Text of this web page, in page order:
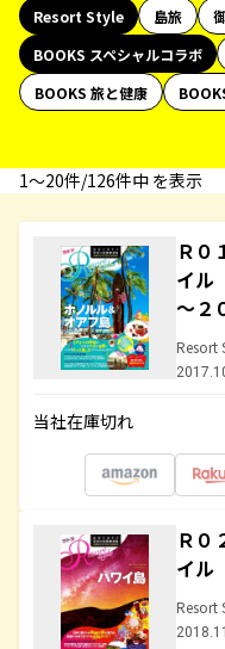
Resort Style
島旅
BOOKS スペシャルコラボ
BOOKS 旅と健康
1〜20件/126件中 を表示
Ｒ
イル
～２
Resort
当社在庫切れ
Ｒ
イル
Resort